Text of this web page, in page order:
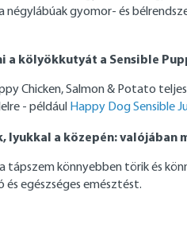
gyomor- és
kölyökkutyát a Sensible
Chicken, Salmon & Potato
- például Happy Dog Sensible
lyukkal a közepén: valójában
tápszem könnyebben törik és
egészséges emésztést.